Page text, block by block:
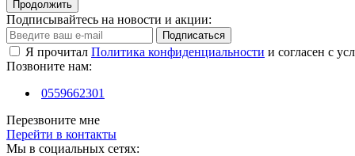
Продолжить
Подписывайтесь на новости и акции:
Подписаться
Я прочитал Политика конфиденциальности и согласен с
Позвоните нам:
0559662301
Перезвоните мне
Перейти в контакты
Мы в социальных сетях: